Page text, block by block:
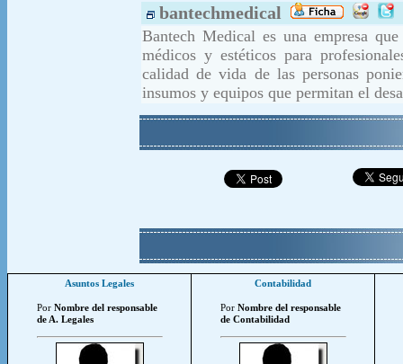
bantechmedical
Bantech Medical es una empresa
médicos y estéticos para
calidad de vida de las personas
insumos y equipos que permitan el
Asuntos Legales
Por Nombre del responsable
de A. Legales
Contabilidad
Por Nombre del responsable
de Contabilidad